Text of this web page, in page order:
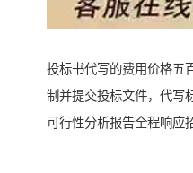
投标书代写的费用价格五
制并提交投标文件，代写
可行性分析报告全程响应